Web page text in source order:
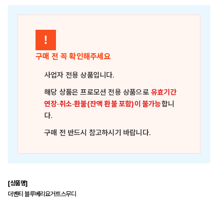
!
구매 전 꼭 확인해주세요
사업자 전용 상품입니다.
해당 상품은프로모션 전용 상품으로유효기간
연장·취소·환불(잔액 환불 포함)이 불가능합니
다.
구매 전 반드시 참고하시기 바랍니다.
[상품명]
더벤티 블루베리요거트스무디